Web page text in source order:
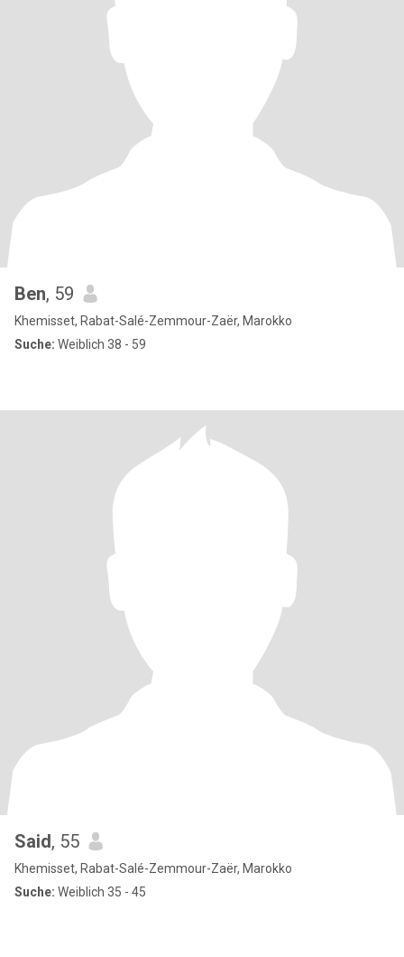
Ben, 59
Khemisset, Rabat-Salé-Zemmour-Zaër, Marokko
Suche: Weiblich 38 - 59
Said, 55
Khemisset, Rabat-Salé-Zemmour-Zaër, Marokko
Suche: Weiblich 35 - 45